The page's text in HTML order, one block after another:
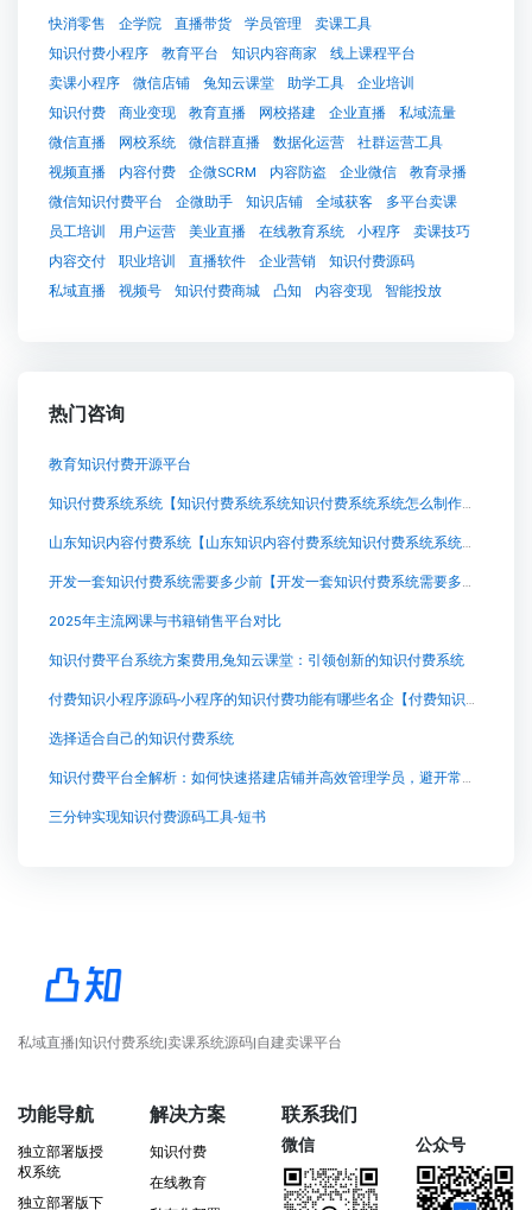
快消零售 企学院 直播带货 学员管理
卖课工具
知识付费小程序
教育平台 知识内容商家
线上课程平台
卖课小程序
微信店铺 兔知云课堂 助学工具
企业培训
知识付费
商业变现 教育直播 网校搭建 企业直播
私域流量
微信直播
网校系统 微信群直播 数据化运营
社群运营工具
视频直播
内容付费 企微SCRM 内容防盗 企业微信
教育录播
微信知识付费平台
企微助手 知识店铺 全域获客
多平台卖课
员工培训
用户运营 美业直播 在线教育系统 小程序
卖课技巧
内容交付
职业培训 直播软件 企业营销
知识付费源码
私域直播
视频号 知识付费商城 凸知 内容变现 智能投放
热门咨询
教育知识付费开源平台
知识付费系统系统【知识付费系统系统知识付费系统系统怎么制作，知识付费系统搭建使用教程】
山东知识内容付费系统【山东知识内容付费系统知识付费系统系统怎么制作，知识付费系统搭建使用教程】
开发一套知识付费系统需要多少前【开发一套知识付费系统需要多少前知识付费系统系统怎么制作，知识付费系统搭建使用教程】
2025年主流网课与书籍销售平台对比
知识付费平台系统方案费用,兔知云课堂：引领创新的知识付费系统
付费知识小程序源码-小程序的知识付费功能有哪些名企【付费知识小程序源码-小程序的知识付费功能有哪些名企知识付费系统系统怎么制作，知识付费系统搭建使用教程】
选择适合自己的知识付费系统
知识付费平台全解析：如何快速搭建店铺并高效管理学员，避开常见“踩坑”点
三分钟实现知识付费源码工具-短书
私域直播|知识付费系统|卖课系统源码|自建卖课平台
功能导航
独立部署版授
权系统
独立部署版下
解决方案
知识付费
在线教育
联系我们
微信 公众号